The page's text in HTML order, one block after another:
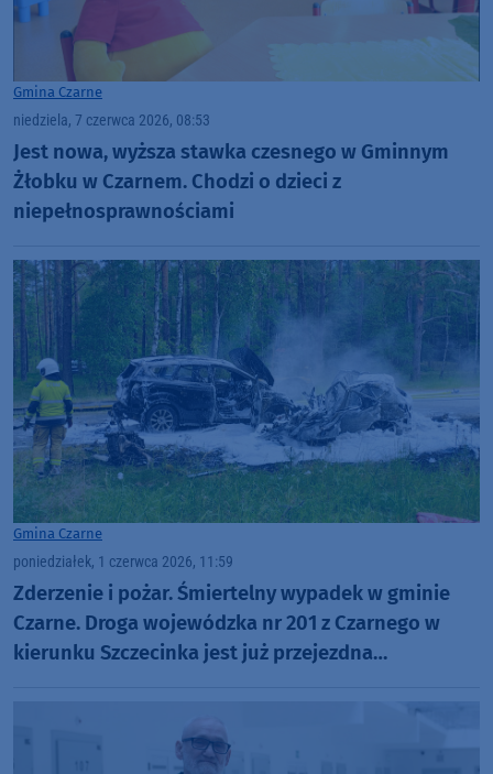
Gmina Czarne
niedziela, 7 czerwca 2026, 08:53
Jest nowa, wyższa stawka czesnego w Gminnym
Żłobku w Czarnem. Chodzi o dzieci z
niepełnosprawnościami
Gmina Czarne
poniedziałek, 1 czerwca 2026, 11:59
Zderzenie i pożar. Śmiertelny wypadek w gminie
Czarne. Droga wojewódzka nr 201 z Czarnego w
kierunku Szczecinka jest już przejezdna